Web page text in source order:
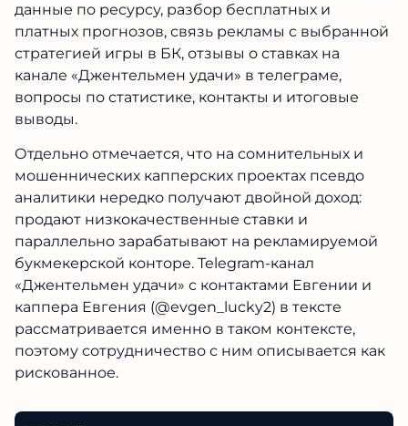
данные по ресурсу, разбор бесплатных и
платных прогнозов, связь рекламы с выбранной
стратегией игры в БК, отзывы о ставках на
канале «Джентельмен удачи» в телеграме,
вопросы по статистике, контакты и итоговые
выводы.
Отдельно отмечается, что на сомнительных и
мошеннических капперских проектах псевдо
аналитики нередко получают двойной доход:
продают низкокачественные ставки и
параллельно зарабатывают на рекламируемой
букмекерской конторе. Telegram-канал
«Джентельмен удачи» с контактами Евгении и
каппера Евгения (@evgen_lucky2) в тексте
рассматривается именно в таком контексте,
поэтому сотрудничество с ним описывается как
рискованное.